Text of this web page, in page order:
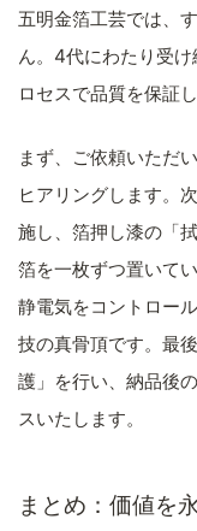
五明金箔工芸では、
ん。4代にわたり受
ロセスで品質を保証し
まず、ご依頼いただ
ヒアリングします。
施し、箔押し漆の「
箔を一枚ずつ置いて
静電気をコントロー
技の真骨頂です。最
護」を行い、納品後
スいたします。
まとめ：価値を